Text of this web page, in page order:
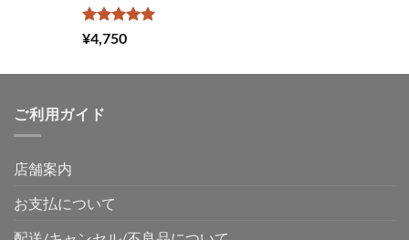
5段階中
5.00
¥4,750
ご利用ガイド
店舗案内
お支払について